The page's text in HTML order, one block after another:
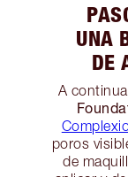
UNA
DE
A
poros
de